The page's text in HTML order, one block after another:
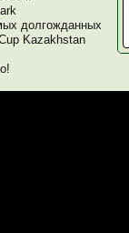
долгожданных
Kazakhstan